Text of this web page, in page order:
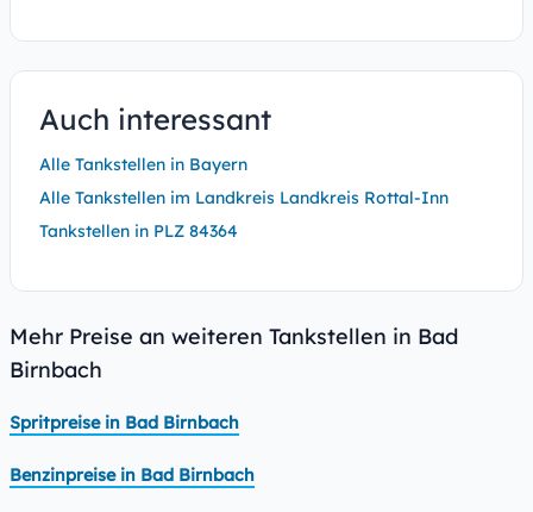
Auch interessant
Alle Tankstellen in Bayern
Alle Tankstellen im Landkreis Landkreis Rottal-Inn
Tankstellen in PLZ 84364
Mehr Preise an weiteren Tankstellen in Bad
Birnbach
Spritpreise in Bad Birnbach
Benzinpreise in Bad Birnbach